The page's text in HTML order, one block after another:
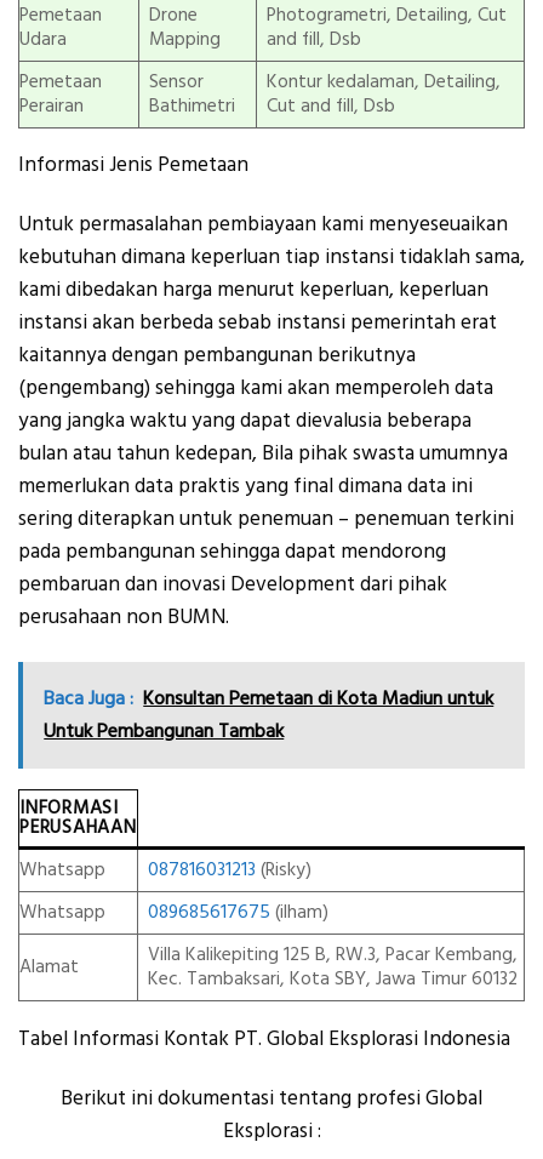
Pemetaan
Udara
Drone
Mapping
Photogrametri, Detailing, Cut
and fill, Dsb
Pemetaan
Perairan
Sensor
Bathimetri
Kontur kedalaman, Detailing,
Cut and fill, Dsb
Informasi Jenis Pemetaan
Untuk permasalahan pembiayaan kami menyeseuaikan
kebutuhan dimana keperluan tiap instansi tidaklah sama,
kami dibedakan harga menurut keperluan, keperluan
instansi akan berbeda sebab instansi pemerintah erat
kaitannya dengan pembangunan berikutnya
(pengembang) sehingga kami akan memperoleh data
yang jangka waktu yang dapat dievalusia beberapa
bulan atau tahun kedepan, Bila pihak swasta umumnya
memerlukan data praktis yang final dimana data ini
sering diterapkan untuk penemuan – penemuan terkini
pada pembangunan sehingga dapat mendorong
pembaruan dan inovasi Development dari pihak
perusahaan non BUMN.
Baca Juga : Konsultan Pemetaan di Kota Madiun untuk
Untuk Pembangunan Tambak
INFORMASI
PERUSAHAAN
Whatsapp
087816031213 (Risky)
Whatsapp
089685617675 (ilham)
Alamat
Villa Kalikepiting 125 B, RW.3, Pacar Kembang,
Kec. Tambaksari, Kota SBY, Jawa Timur 60132
Tabel Informasi Kontak PT. Global Eksplorasi Indonesia
Berikut ini dokumentasi tentang profesi Global
Eksplorasi :